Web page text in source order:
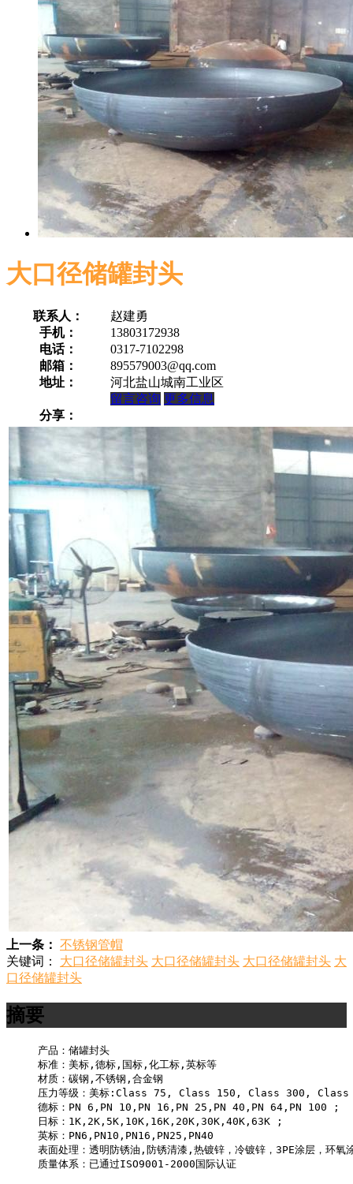
大口径储罐封头
联系人：
赵建勇
手机：
13803172938
电话：
0317-7102298
邮箱：
895579003@qq.com
地址：
河北盐山城南工业区
留言咨询 更多信息
分享：
上一条： 不锈钢管帽
关键词： 大口径储罐封头 大口径储罐封头 大口径储罐封头 大
口径储罐封头
摘要
产品：储罐封头
标准：美标,德标,国标,化工标,英标等
材质：碳钢,不锈钢,合金钢
压力等级：美标:Class 75, Class 150, Class 300,
德标：PN 6,PN 10,PN 16,PN 25,PN 40,PN 64,PN 100 ;
日标：1K,2K,5K,10K,16K,20K,30K,40K,63K ;
英标：PN6,PN10,PN16,PN25,PN40
表面处理：透明防锈油,防锈清漆,热镀锌，冷镀锌，3PE涂层，环氧
质量体系：已通过ISO9001-2000国际认证